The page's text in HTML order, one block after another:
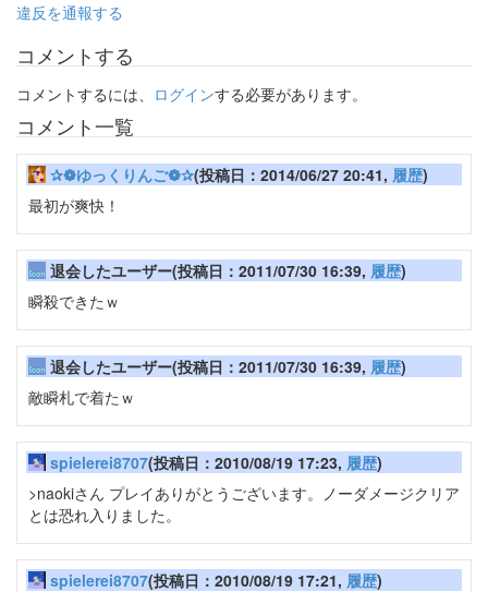
違反を通報する
コメントする
コメントするには、 ログインする必要があります。
コメント一覧
✰❁ゆっくりんご❁✰(投稿日：2014/06/27 20:41, 履歴)
最初が爽快！
退会したユーザー(投稿日：2011/07/30 16:39, 履歴)
瞬殺できたｗ
退会したユーザー(投稿日：2011/07/30 16:39, 履歴)
敵瞬札で着たｗ
spielerei8707(投稿日：2010/08/19 17:23, 履歴)
>naokiさん プレイありがとうございます。ノーダメージクリア
とは恐れ入りました。
spielerei8707(投稿日：2010/08/19 17:21, 履歴)